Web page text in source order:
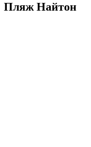
Пляж Найтон